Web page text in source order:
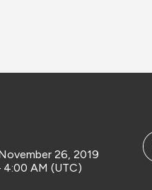
26, 2019
4:00 AM (UTC)